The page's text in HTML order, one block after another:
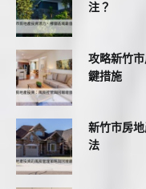
注？
攻略新竹
鍵措施
新竹市房
法